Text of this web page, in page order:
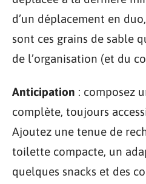
d’un déplacement en
sont ces grains de sable
de l’organisation (et du
Anticipation : composez
complète, toujours
Ajoutez une tenue de
toilette compacte, un
quelques snacks et des